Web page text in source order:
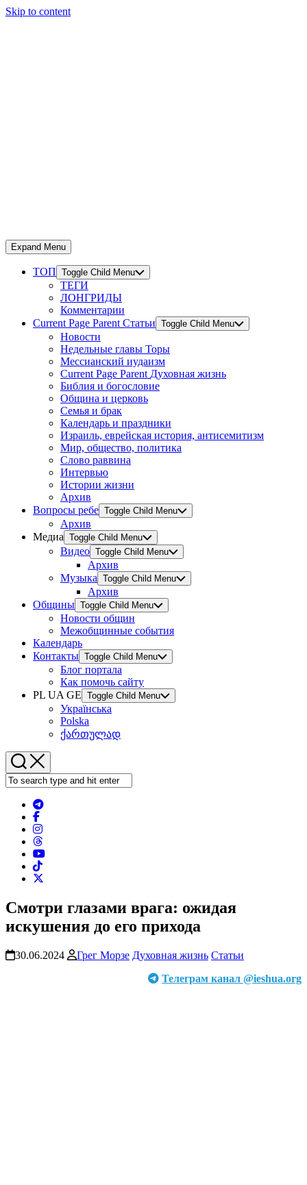
Skip to content
Expand Menu
ТОП Toggle Child Menu
ТЕГИ
ЛОНГРИДЫ
Комментарии
Current Page Parent Статьи Toggle Child Menu
Новости
Недельные главы Торы
Мессианский иудаизм
Current Page Parent Духовная жизнь
Библия и богословие
Община и церковь
Семья и брак
Календарь и праздники
Израиль, еврейская история, антисемитизм
Мир, общество, политика
Слово раввина
Интервью
Истории жизни
Архив
Вопросы ребе Toggle Child Menu
Архив
Медиа Toggle Child Menu
Видео Toggle Child Menu
Архив
Музыка Toggle Child Menu
Архив
Общины Toggle Child Menu
Новости общин
Межобщинные события
Календарь
Контакты Toggle Child Menu
Блог портала
Как помочь сайту
PL UA GE Toggle Child Menu
Українська
Polska
ქართულად
Смотри глазами врага: ожидая
искушения до его прихода
30.06.2024 Грег Морзе Духовная жизнь Статьи
Телеграм канал @ieshua.org